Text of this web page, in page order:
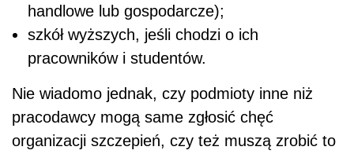
handlowe lub gospodarcze);
szkół wyższych, jeśli chodzi o ich
pracowników i studentów.
Nie wiadomo jednak, czy podmioty inne niż
pracodawcy mogą same zgłosić chęć
organizacji szczepień, czy też muszą zrobić to